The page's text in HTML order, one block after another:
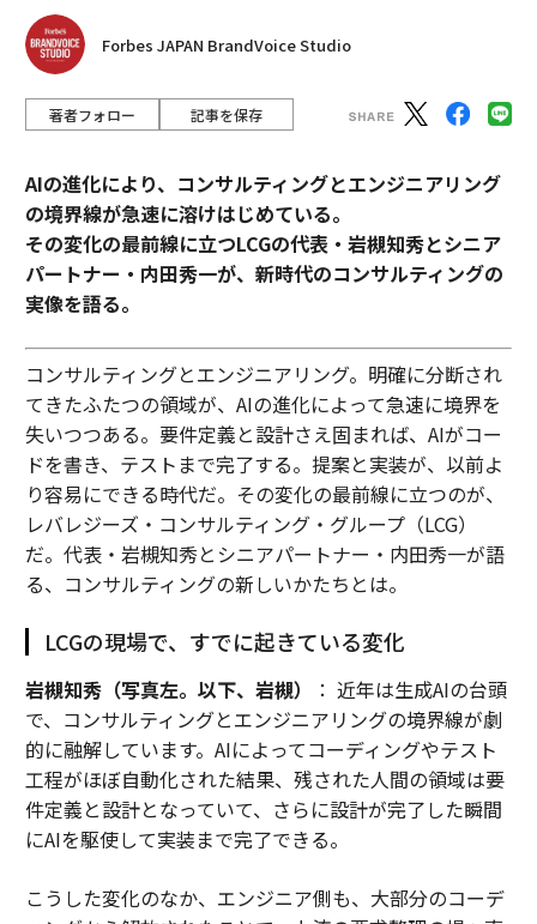
Forbes JAPAN BrandVoice Studio
著者フォロー 記事を保存
AIの進化により、コンサルティングとエンジニアリング
の境界線が急速に溶けはじめている。
その変化の最前線に立つLCGの代表・岩槻知秀とシニア
パートナー・内田秀一が、新時代のコンサルティングの
実像を語る。
コンサルティングとエンジニアリング。明確に分断され
てきたふたつの領域が、AIの進化によって急速に境界を
失いつつある。要件定義と設計さえ固まれば、AIがコー
ドを書き、テストまで完了する。提案と実装が、以前よ
り容易にできる時代だ。その変化の最前線に立つのが、
レバレジーズ・コンサルティング・グループ（LCG）
だ。代表・岩槻知秀とシニアパートナー・内田秀一が語
る、コンサルティングの新しいかたちとは。
LCGの現場で、すでに起きている変化
岩槻知秀（写真左。以下、岩槻）
： 近年は生成AIの台頭
で、コンサルティングとエンジニアリングの境界線が劇
的に融解しています。AIによってコーディングやテスト
工程がほぼ自動化された結果、残された人間の領域は要
件定義と設計となっていて、さらに設計が完了した瞬間
にAIを駆使して実装まで完了できる。
こうした変化のなか、エンジニア側も、大部分のコーデ